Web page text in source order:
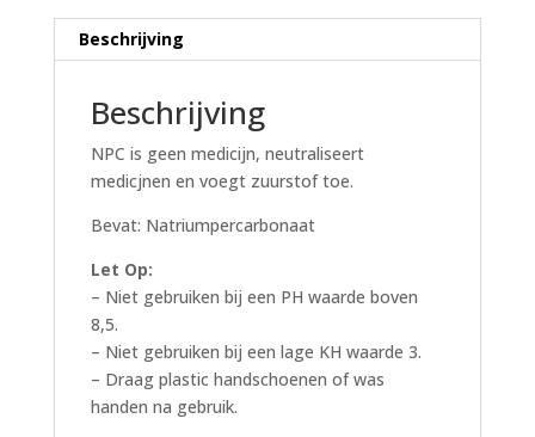
Beschrijving
Beschrijving
NPC is geen medicijn, neutraliseert
medicjnen en voegt zuurstof toe.
Bevat: Natriumpercarbonaat
Let Op:
– Niet gebruiken bij een PH waarde boven
8,5.
– Niet gebruiken bij een lage KH waarde 3.
– Draag plastic handschoenen of was
handen na gebruik.